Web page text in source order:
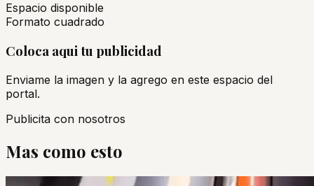
Espacio disponible
Formato cuadrado
Coloca aqui tu publicidad
Enviame la imagen y la agrego en este espacio del
portal.
Publicita con nosotros
Mas como esto